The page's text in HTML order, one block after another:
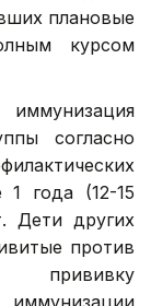
плановые
курсом
согласно
1 года (12-15
Дети других
против